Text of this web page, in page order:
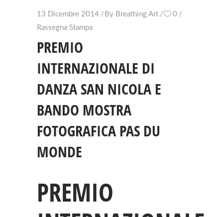
13 Dicembre 2014 By Breathing Art
0
Rassegna Stampa
PREMIO
INTERNAZIONALE DI
DANZA SAN NICOLA E
BANDO MOSTRA
FOTOGRAFICA PAS DU
MONDE
PREMIO